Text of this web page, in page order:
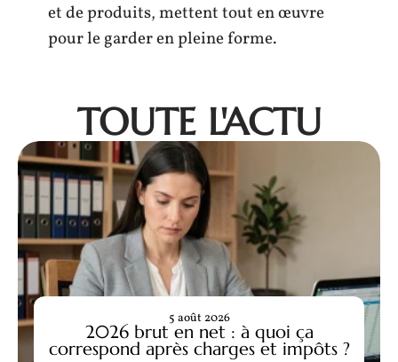
et de produits, mettent tout en œuvre
pour le garder en pleine forme.
TOUTE L'ACTU
2026 brut en net : à quoi ça
correspond après charges et impôts ?
5 août 2026